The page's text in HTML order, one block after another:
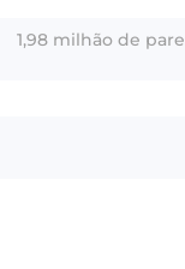
1,98 milhão de